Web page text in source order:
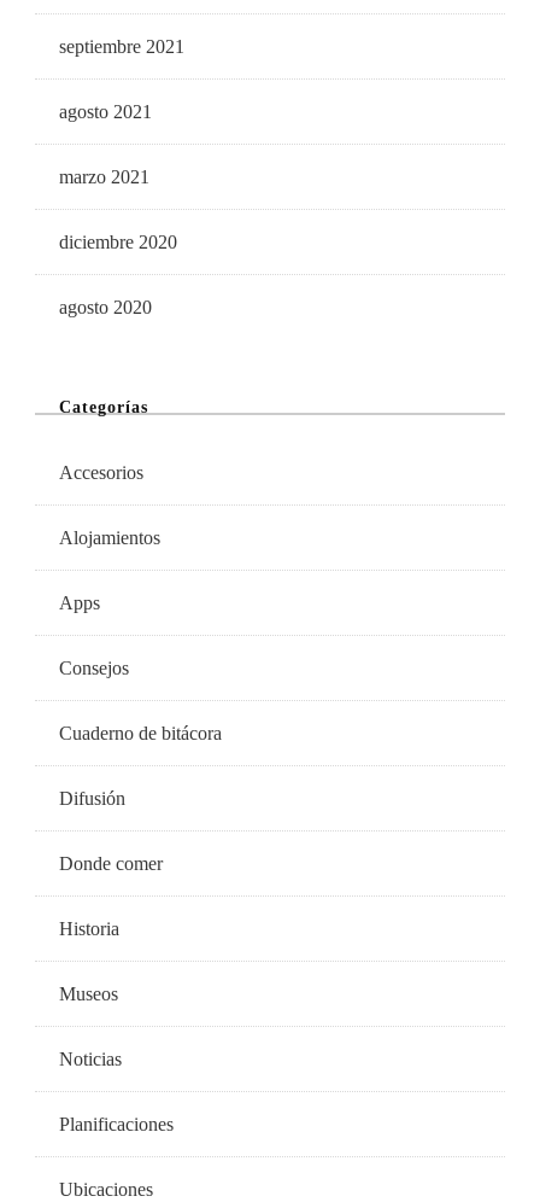
septiembre 2021
agosto 2021
marzo 2021
diciembre 2020
agosto 2020
Categorías
Accesorios
Alojamientos
Apps
Consejos
Cuaderno de bitácora
Difusión
Donde comer
Historia
Museos
Noticias
Planificaciones
Ubicaciones